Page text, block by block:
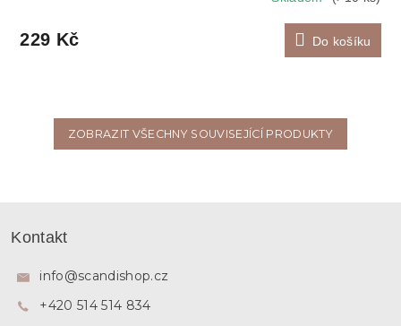
229 Kč Do košíku
ZOBRAZIT VŠECHNY SOUVISEJÍCÍ PRODUKTY
Kontakt
info@scandishop.cz
+420 514 514 834